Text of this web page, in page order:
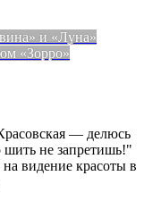
и «Луна»
«Зорро»
— делюсь
шить не запретишь!"
видение красоты в